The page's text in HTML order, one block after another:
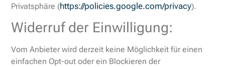
Privatsphäre (https://policies.google.com/privacy).
Widerruf der Einwilligung:
Vom Anbieter wird derzeit keine Möglichkeit für einen
einfachen Opt-out oder ein Blockieren der